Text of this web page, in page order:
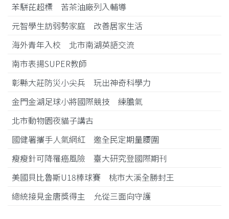
苯駢芘超標 苦茶油廠列入輔導
元智學生訪弱勢家庭 改善居家生活
海外青年入校 北市南湖英語交流
南市表揚SUPER教師
彰縣大莊防災小尖兵 玩出神奇科學力
金門金湖足球小將國際競技 練膽氣
北市動物園夜貓子講古
國健署攜手人氣網紅 邀全民定期量腰圍
瘦瘦針可降罹癌風險 臺大研究登國際期刊
美國貝比魯斯U18棒球賽 桃市大溪全勝封王
總統接見金唐獎得主 允從三面向守護